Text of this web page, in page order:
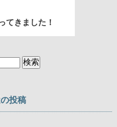
てきました！
投稿